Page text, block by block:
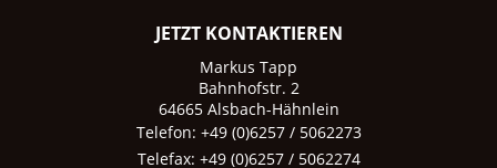
JETZT KONTAKTIEREN
Markus Tapp
Bahnhofstr. 2
64665 Alsbach-Hähnlein
Telefon: +49 (0)6257 / 5062273
Telefax: +49 (0)6257 / 5062274